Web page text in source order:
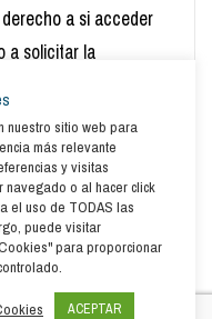
a si acceder
a solicitar la
o, en su caso,
otros motivos, los
fines que fueron
interesados
de sus
conservaremos
nuestro sitio web para
más relevante
y visitas
o al hacer click
el uso de TODAS las
puede visitar
para proporcionar
ACEPTAR